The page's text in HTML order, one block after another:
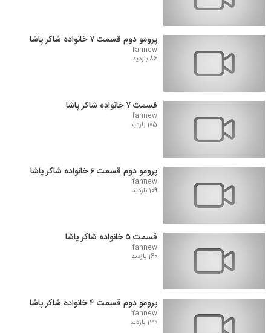
پرومو دوم قسمت ۷ خانواده شاکر پاشا
fannew
86 بازدید
قسمت ۷ خانواده شاکر پاشا
fannew
105 بازدید
پرومو دوم قسمت ۶ خانواده شاکر پاشا
fannew
109 بازدید
قسمت ۵ خانواده شاکر پاشا
fannew
160 بازدید
پرومو دوم قسمت ۴ خانواده شاکر پاشا
fannew
130 بازدید